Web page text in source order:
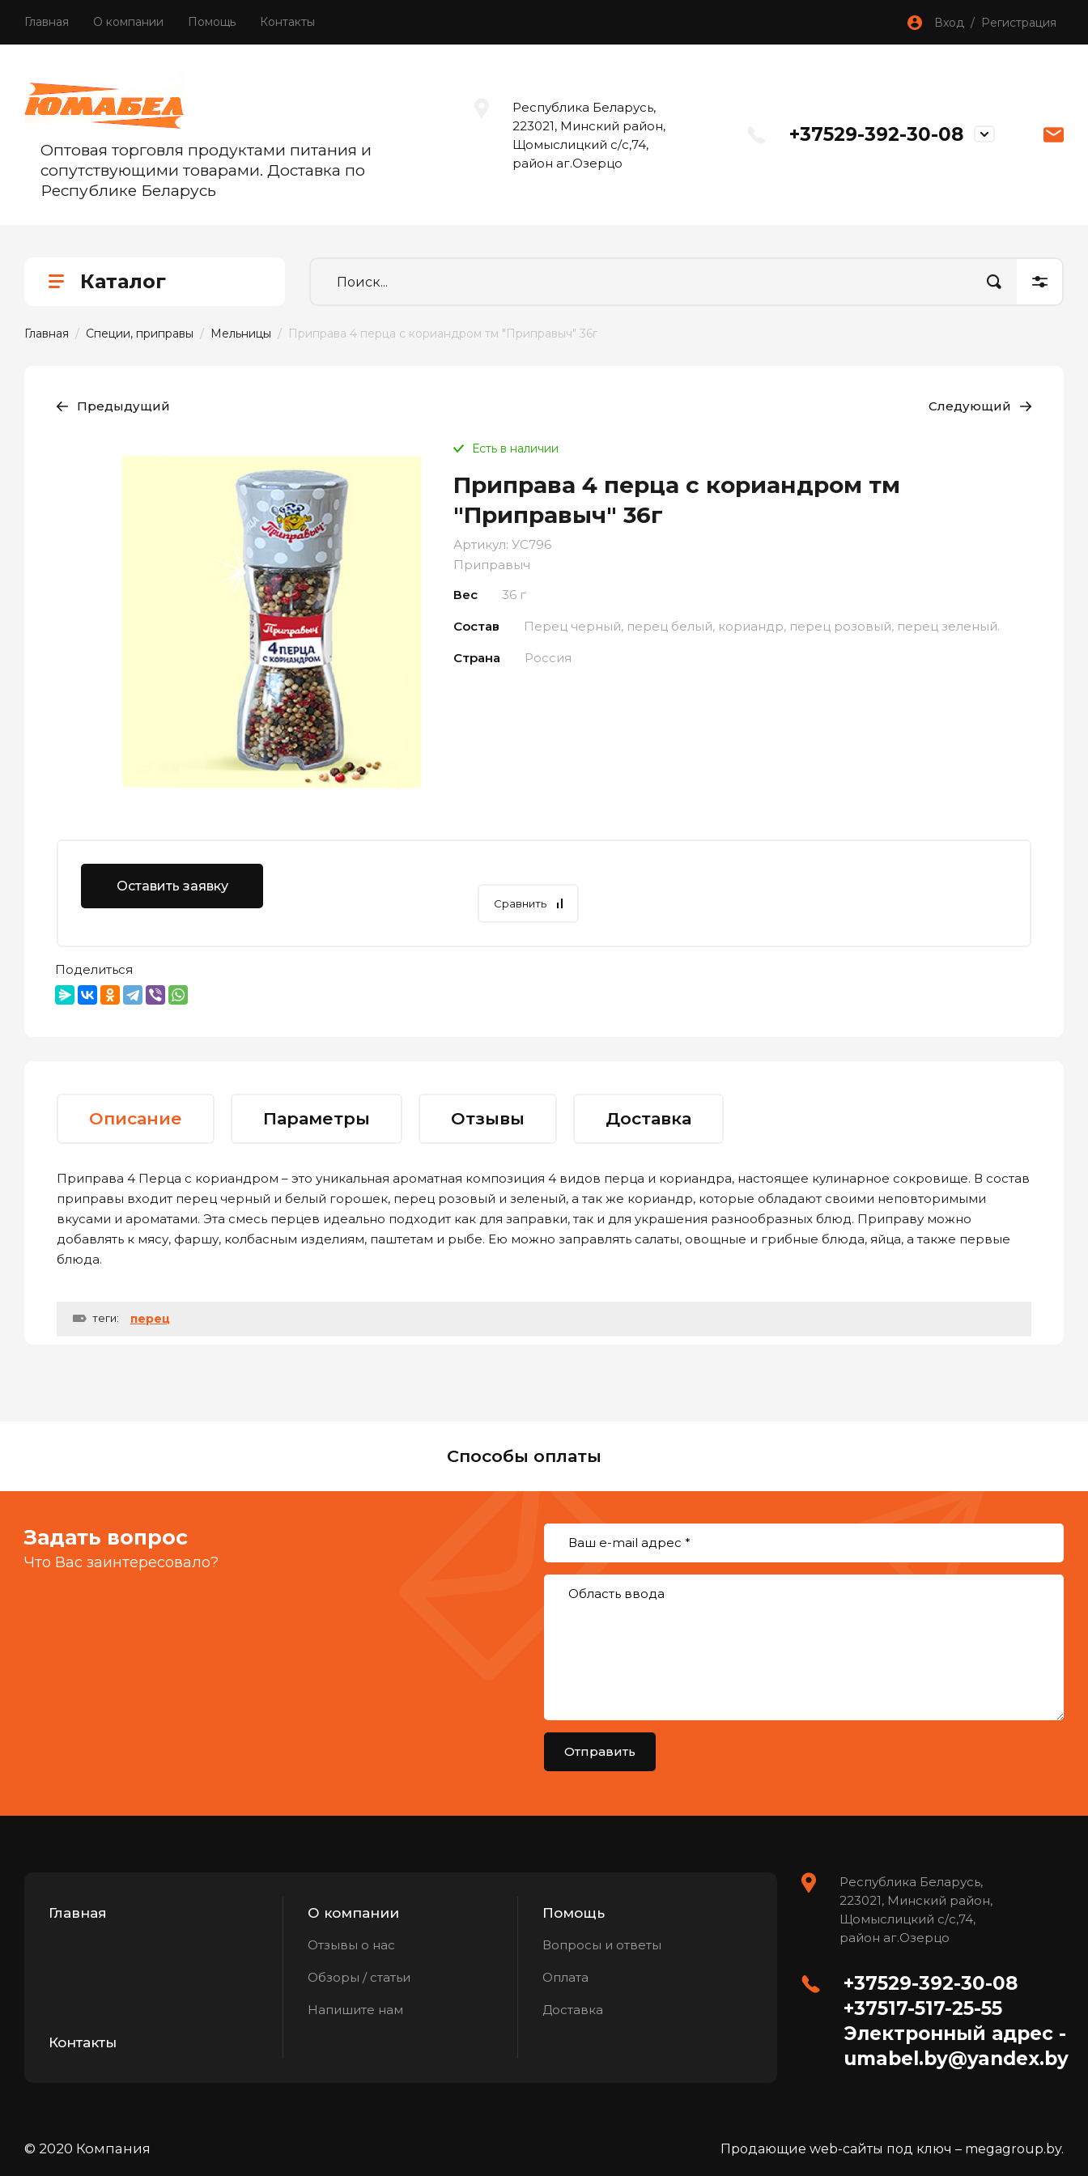
Главная О компании Помощь Контакты Вход / Регистрация
Оптовая торговля продуктами питания и
сопутствующими товарами. Доставка по
Республике Беларусь
Республика Беларусь,
223021, Минский район,
Щомыслицкий с/с,74,
район аг.Озерцо
+37529-392-30-08
Каталог
Главная / Специи, приправы / Мельницы /  Приправа 4 перца с кориандром тм "Приправыч" 36г
Предыдущий Следующий
Есть в наличии
Приправа 4 перца с кориандром тм
"Приправыч" 36г
Артикул: УС796
Приправыч
Вес
36 г
Состав Перец черный, перец белый, кориандр, перец розовый, перец зеленый.
Страна Россия
Оставить заявку
Сравнить
Поделиться
Описание Параметры Отзывы Доставка
Приправа 4 Перца с кориандром – это уникальная ароматная композиция 4 видов перца и кориандра, настоящее кулинарное сокровище. В состав
приправы входит перец черный и белый горошек, перец розовый и зеленый, а так же кориандр, которые обладают своими неповторимыми
вкусами и ароматами. Эта смесь перцев идеально подходит как для заправки, так и для украшения разнообразных блюд. Приправу можно
добавлять к мясу, фаршу, колбасным изделиям, паштетам и рыбе. Ею можно заправлять салаты, овощные и грибные блюда, яйца, а также первые
блюда.
теги: перец
Способы оплаты
Задать вопрос
Что Вас заинтересовало?
Отправить
Главная О компании
Отзывы о нас
Обзоры / статьи
Напишите нам
Помощь
Вопросы и ответы
Оплата
Доставка
Контакты
Республика Беларусь,
223021, Минский район,
Щомыслицкий с/с,74,
район аг.Озерцо
+37529-392-30-08
+37517-517-25-55
Электронный адрес -
umabel.by@yandex.by
© 2020 Компания Продающие web-сайты под ключ – megagroup.by.